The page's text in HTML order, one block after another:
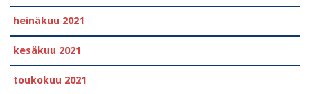
heinäkuu 2021
kesäkuu 2021
toukokuu 2021